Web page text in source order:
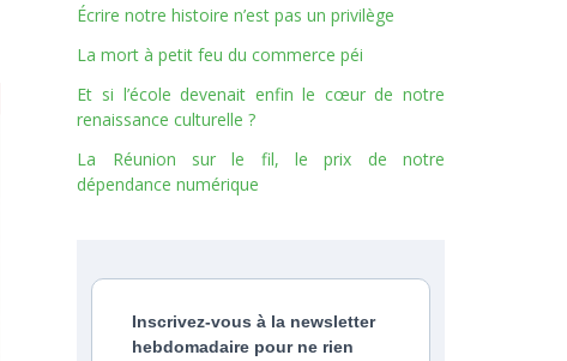
Écrire notre histoire n’est pas un privilège
La mort à petit feu du commerce péi
Et si l’école devenait enfin le cœur de notre
renaissance culturelle ?
La Réunion sur le fil, le prix de notre
dépendance numérique
Inscrivez-vous à la newsletter
hebdomadaire pour ne rien